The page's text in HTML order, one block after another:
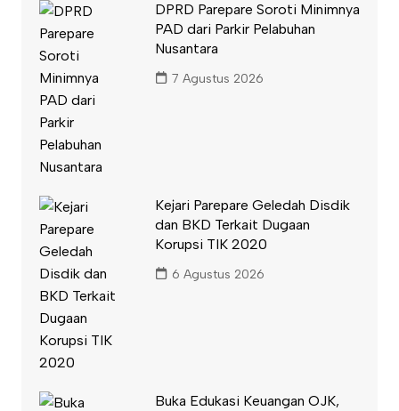
DPRD Parepare Soroti Minimnya
PAD dari Parkir Pelabuhan
Nusantara
7 Agustus 2026
Kejari Parepare Geledah Disdik
dan BKD Terkait Dugaan
Korupsi TIK 2020
6 Agustus 2026
Buka Edukasi Keuangan OJK,